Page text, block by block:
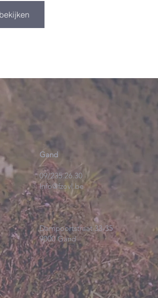
Gand
09/235.26.30
Info@fzovl.be
Dampoortstraat 33-35
9000 Gand